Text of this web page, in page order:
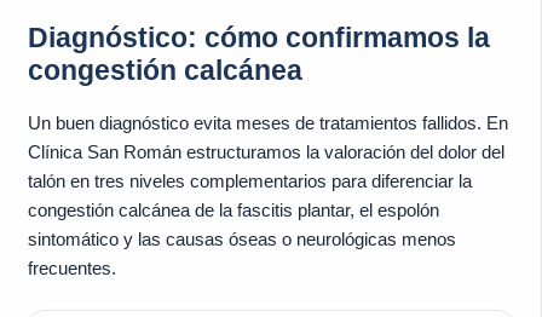
Diagnóstico: cómo confirmamos la
congestión calcánea
Un buen diagnóstico evita meses de tratamientos fallidos. En
Clínica San Román estructuramos la valoración del dolor del
talón en tres niveles complementarios para diferenciar la
congestión calcánea de la fascitis plantar, el espolón
sintomático y las causas óseas o neurológicas menos
frecuentes.